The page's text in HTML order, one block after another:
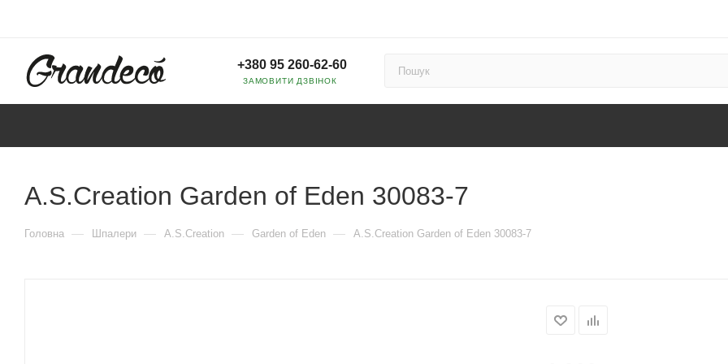
+380 95 260-62-60
ЗАМОВИТИ ДЗВІНОК
A.S.Creation Garden of Eden 30083-7
Головна — Шпалери — A.S.Creation — Garden of Eden — A.S.Creation Garden of Eden 30083-7